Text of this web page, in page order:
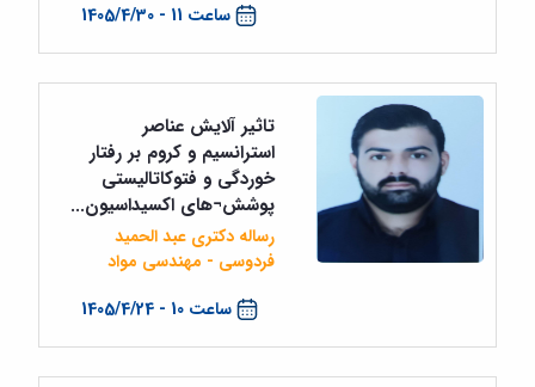
آئین
نامه
های
پژوهشی
فرم
پژوهشی
ساعت 11 - 1405/4/30
ساعت 10 - 1405/4/24
تاثیر آلایش عناصر
استرانسیم و کروم بر رفتار
خوردگی و فتوکاتالیستی
پوشش¬های اکسیداسیون...
رساله دکتری عبد الحمید
فردوسی - مهندسی مواد